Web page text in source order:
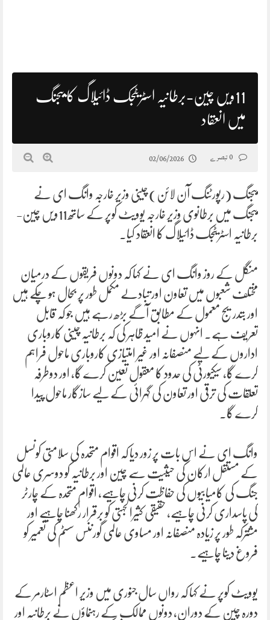
11ویں چین-برطانیہ اسٹریٹجک ڈائیلاگ کا بیجنگ
میں انعقاد
02/06/2026
بیجنگ (رپورٹنگ آن لائن) چینی وزیر خارجہ وانگ ای نے
بیجنگ میں برطانوی وزیر خارجہ یوویٹ کوپر کے ساتھ 11ویں چین-
برطانیہ اسٹریٹجک ڈائیلاگ کا انعقاد کیا۔
منگل کے روز وانگ ای نے کہا کہ دونوں فریقوں کے درمیان
مختلف شعبوں میں تعاون اور تبادلے مکمل طور پر بحال ہو چکے ہیں
اور بتدریج معمول کے مطابق آگے بڑھ رہے ہیں جو کہ قابل
تعریف ہے۔ انہوں نے امید ظاہر کی کہ برطانیہ چینی کاروباری
اداروں کے لیے منصفانہ اور غیر امتیازی کاروباری ماحول فراہم
کرے گا، سیکیورٹی کی حدود کا معقول تعین کرے گا، اور دوطرفہ
تعلقات کی ترقی اور تعاون کی گہرائی کے لیے سازگار ماحول پیدا
کرے گا۔
وانگ ای نے اس بات پر زور دیا کہ اقوام متحدہ کی سلامتی کونسل
کے مستقل ارکان کی حیثیت سے چین اور برطانیہ کو دوسری عالمی
جنگ کی کامیابیوں کی حفاظت کرنی چاہیے، اقوام متحدہ کے چارٹر
کی پاسداری کرنی چاہیے، حقیقی کثیرالجہتی کو برقرار رکھنا چاہیے اور
مشترکہ طور پر زیادہ منصفانہ اور مساوی عالمی گورننس سسٹم کی تعمیر کو
فروغ دینا چاہیے۔
یوویٹ کوپر نے کہا کہ رواں سال جنوری میں وزیر اعظم اسٹارمر کے
دورہ چین کے دوران، دونوں ممالک کے رہنماؤں نے برطانیہ اور